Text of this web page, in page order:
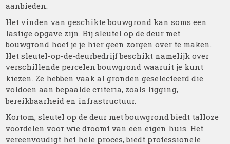
aanbieden.
Het vinden van geschikte bouwgrond kan soms een
lastige opgave zijn. Bij sleutel op de deur met
bouwgrond hoef je je hier geen zorgen over te maken.
Het sleutel-op-de-deurbedrijf beschikt namelijk over
verschillende percelen bouwgrond waaruit je kunt
kiezen. Ze hebben vaak al gronden geselecteerd die
voldoen aan bepaalde criteria, zoals ligging,
bereikbaarheid en infrastructuur.
Kortom, sleutel op de deur met bouwgrond biedt talloze
voordelen voor wie droomt van een eigen huis. Het
vereenvoudigt het hele proces, biedt professionele